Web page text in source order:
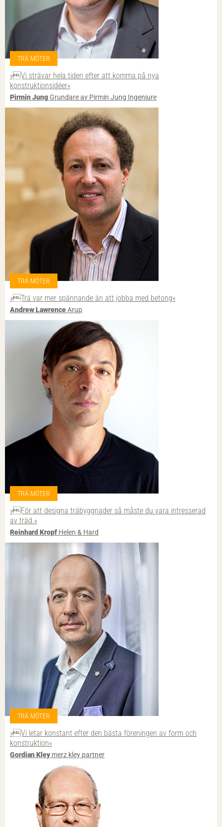
TRÄ MÖTER
»Vi strävar hela tiden efter att komma på nya
konstruktionsidéer«
Pirmin JungGrundare av Pirmin Jung Ingeniure
TRÄ MÖTER
»Trä var mer spännande än att jobba med betong«
Andrew LawrenceArup
TRÄ MÖTER
»För att designa trä­byggnader så måste du vara intresserad
av träd.«
Reinhard Kropf Helen & Hard
TRÄ MÖTER
»Vi letar konstant efter den bästa föreningen av form och
konstruktion«
Gordian Kley merz kley partner